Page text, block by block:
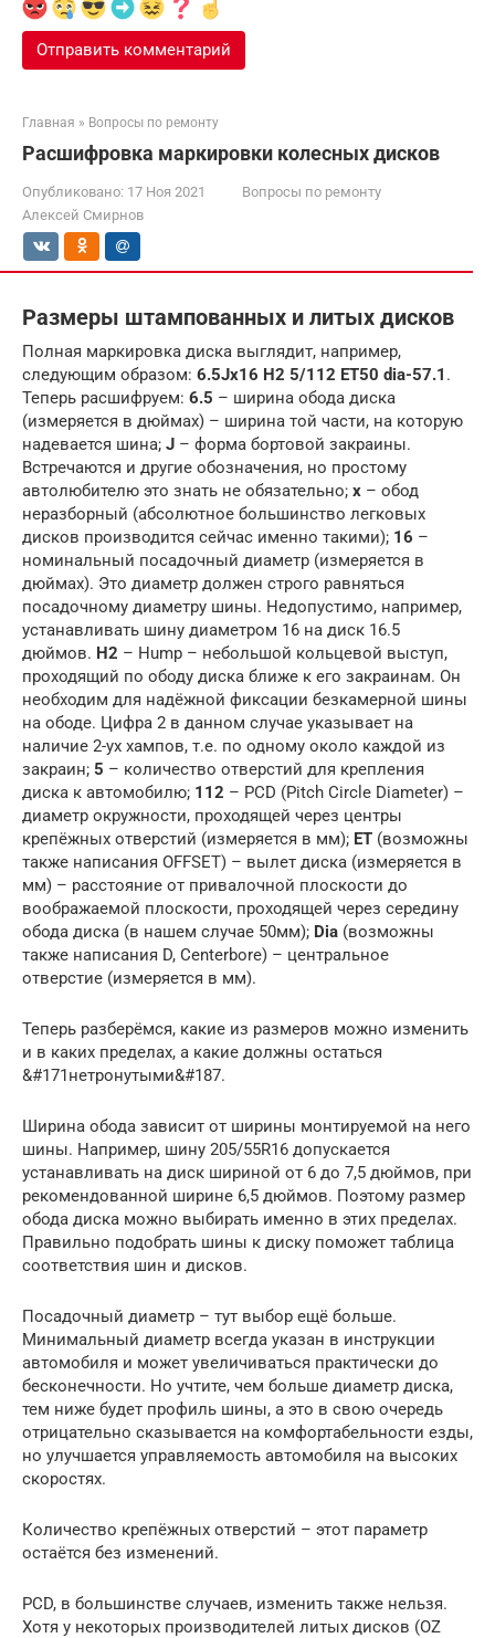
Главная » Вопросы по ремонту
Расшифровка маркировки колесных дисков
Опубликовано: 17 Ноя 2021
Вопросы по ремонту
Алексей Смирнов
Размеры штампованных и литых дисков
Полная маркировка диска выглядит, например,
следующим образом: 6.5Jx16 H2 5/112 ET50 dia-57.1 .
Теперь расшифруем: 6.5 – ширина обода диска
(измеряется в дюймах) – ширина той части, на которую
надевается шина; J – форма бортовой закраины.
Встречаются и другие обозначения, но простому
автолюбителю это знать не обязательно; x – обод
неразборный (абсолютное большинство легковых
дисков производится сейчас именно такими); 16 –
номинальный посадочный диаметр (измеряется в
дюймах). Это диаметр должен строго равняться
посадочному диаметру шины. Недопустимо, например,
устанавливать шину диаметром 16 на диск 16.5
дюймов. H2 – Hump – небольшой кольцевой выступ,
проходящий по ободу диска ближе к его закраинам. Он
необходим для надёжной фиксации безкамерной шины
на ободе. Цифра 2 в данном случае указывает на
наличие 2-ух хампов, т.е. по одному около каждой из
закраин; 5 – количество отверстий для крепления
диска к автомобилю; 112 – PCD (Pitch Circle Diameter) –
диаметр окружности, проходящей через центры
крепёжных отверстий (измеряется в мм); ET (возможны
также написания OFFSET) – вылет диска (измеряется в
мм) – расстояние от привалочной плоскости до
воображаемой плоскости, проходящей через середину
обода диска (в нашем случае 50мм); Dia (возможны
также написания D, Centerbore) – центральное
отверстие (измеряется в мм).
Теперь разберёмся, какие из размеров можно изменить
и в каких пределах, а какие должны остаться
&#171нетронутыми&#187.
Ширина обода зависит от ширины монтируемой на него
шины. Например, шину 205/55R16 допускается
устанавливать на диск шириной от 6 до 7,5 дюймов, при
рекомендованной ширине 6,5 дюймов. Поэтому размер
обода диска можно выбирать именно в этих пределах.
Правильно подобрать шины к диску поможет таблица
соответствия шин и дисков.
Посадочный диаметр – тут выбор ещё больше.
Минимальный диаметр всегда указан в инструкции
автомобиля и может увеличиваться практически до
бесконечности. Но учтите, чем больше диаметр диска,
тем ниже будет профиль шины, а это в свою очередь
отрицательно сказывается на комфортабельности езды,
но улучшается управляемость автомобиля на высоких
скоростях.
Количество крепёжных отверстий – этот параметр
остаётся без изменений.
PCD, в большинстве случаев, изменить также нельзя.
Хотя у некоторых производителей литых дисков (OZ